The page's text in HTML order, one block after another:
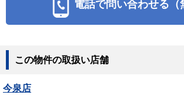
電話で問い合わせる（
この物件の取扱い店舗
今泉店